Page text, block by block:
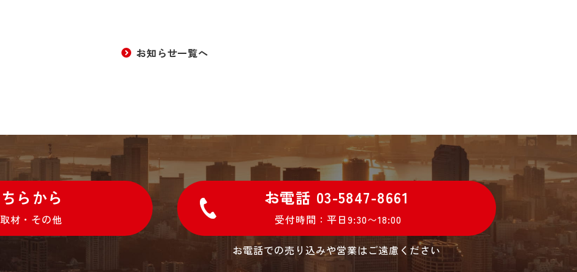
お知らせ一覧へ
らから
材・その他
お電話 03-5847-8661
受付時間：平日9:30〜18:00
お電話での売り込みや営業はご遠慮ください